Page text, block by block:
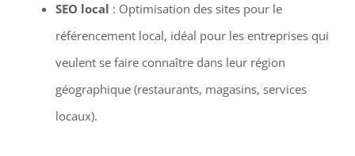
SEO local : Optimisation des sites pour le
référencement local, idéal pour les entreprises qui
veulent se faire connaître dans leur région
géographique (restaurants, magasins, services
locaux).